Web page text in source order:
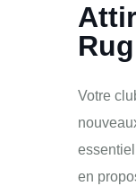
Votre
en